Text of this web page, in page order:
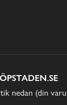
nedan (din